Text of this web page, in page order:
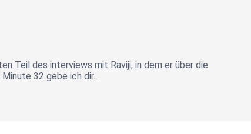
Teil des interviews mit Raviji, in dem er über die
32 gebe ich dir...